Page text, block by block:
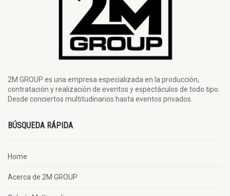
2M GROUP es una empresa especializada en la producción,
contratación y realización de eventos y espectáculos de todo tipo.
Desde conciertos multitudinarios hasta eventos privados.
BÚSQUEDA RÁPIDA
Home
Acerca de 2M GROUP